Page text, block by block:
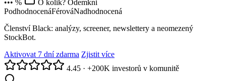
••• %
O kolik? Odemkni
PodhodnocenáFérováNadhodnocená
Členství Black: analýzy, screener, newslettery a neomezený
StockBot.
Aktivovat 7 dní zdarma Zjistit více
4.45 · +200K investorů v komunitě